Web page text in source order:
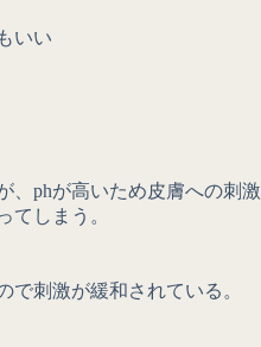
いい
、phが高いため皮膚への刺激
てしまう。
で刺激が緩和されている。